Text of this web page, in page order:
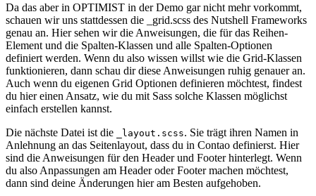
Da das aber in OPTIMIST in der Demo gar nicht mehr vorkommt,
schauen wir uns stattdessen die _grid.scss des Nutshell Frameworks
genau an. Hier sehen wir die Anweisungen, die für das Reihen-
Element und die Spalten-Klassen und alle Spalten-Optionen
definiert werden. Wenn du also wissen willst wie die Grid-Klassen
funktionieren, dann schau dir diese Anweisungen ruhig genauer an.
Auch wenn du eigenen Grid Optionen definieren möchtest, findest
du hier einen Ansatz, wie du mit Sass solche Klassen möglichst
einfach erstellen kannst.
Die nächste Datei ist die
_layout.scss. Sie trägt ihren Namen in
Anlehnung an das Seitenlayout, dass du in Contao definierst. Hier
sind die Anweisungen für den Header und Footer hinterlegt. Wenn
du also Anpassungen am Header oder Footer machen möchtest,
dann sind deine Änderungen hier am Besten aufgehoben.